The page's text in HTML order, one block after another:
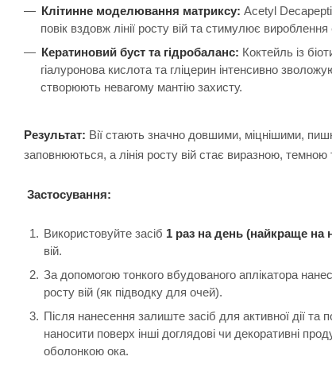
Клітинне моделювання матриксу: Acetyl
повік вздовж лінії росту вій та стимулює
Кератиновий буст та гідробаланс: Коктейль із
гіалуронова кислота та гліцерин інтенсивно
створюють невагому мантію захисту.
Результат: Вії стають значно довшими, міцнішими,
заповнюються, а лінія росту вій стає виразною,
Застосування:
Використовуйте засіб 1 раз на день (найкраще на
вій.
За допомогою тонкого вбудованого аплікатора
росту вій (як підводку для очей).
Після нанесення залиште засіб для активної дії та
наносити поверх інші доглядові чи декоративні
оболонкою ока.